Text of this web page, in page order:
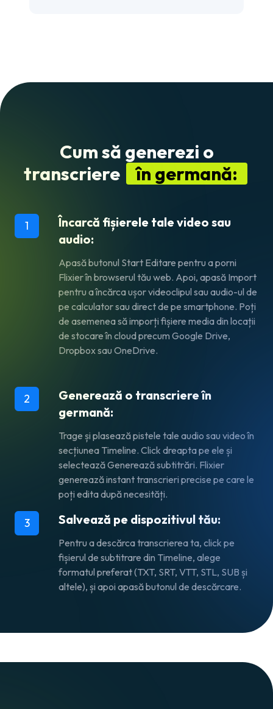
Cum să generezi o
transcriere
în germană:
1
Încarcă fișierele tale video sau
audio:
Apasă butonul Start Editare pentru a porni
Flixier în browserul tău web. Apoi, apasă Import
pentru a încărca ușor videoclipul sau audio-ul de
pe calculator sau direct de pe smartphone. Poți
de asemenea să imporți fișiere media din locații
de stocare în cloud precum Google Drive,
Dropbox sau OneDrive.
2
Generează o transcriere în
germană:
Trage și plasează pistele tale audio sau video în
secțiunea Timeline. Click dreapta pe ele și
selectează Generează subtitrări. Flixier
generează instant transcrieri precise pe care le
poți edita după necesități.
3 Salvează pe dispozitivul tău:
Pentru a descărca transcrierea ta, click pe
fișierul de subtitrare din Timeline, alege
formatul preferat (TXT, SRT, VTT, STL, SUB și
altele), și apoi apasă butonul de descărcare.